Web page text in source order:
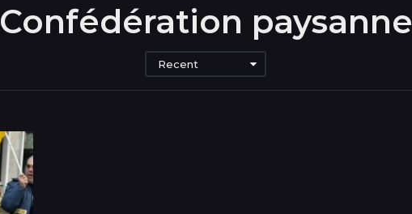
Confédération paysanne
Recent